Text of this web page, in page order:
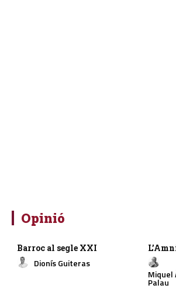
Opinió
Barroc al segle XXI
Dionís Guiteras
Miquel
Palau